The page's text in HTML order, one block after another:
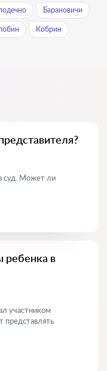
Барановичи
Кобрин
суд. Может ли
ребенка в
участником
представлять